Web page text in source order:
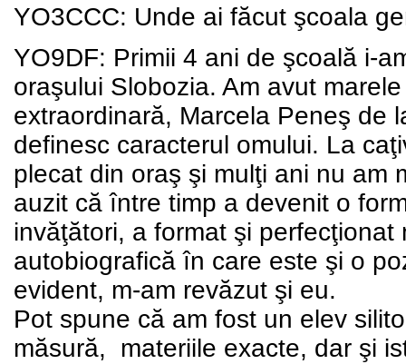
YO3CCC: Unde ai făcut şcoala
YO9DF: Primii 4 ani de şcoală i-
oraşului Slobozia. Am avut
extraordinară, Marcela Peneş de
definesc caracterul omului. La
plecat din oraş şi mulţi ani nu am
auzit că între timp a devenit o
invăţători, a format şi
autobiografică în care este şi o
evident, m-am revăzut şi eu.
Pot spune că am fost un elev
măsură, materiile exacte, dar şi